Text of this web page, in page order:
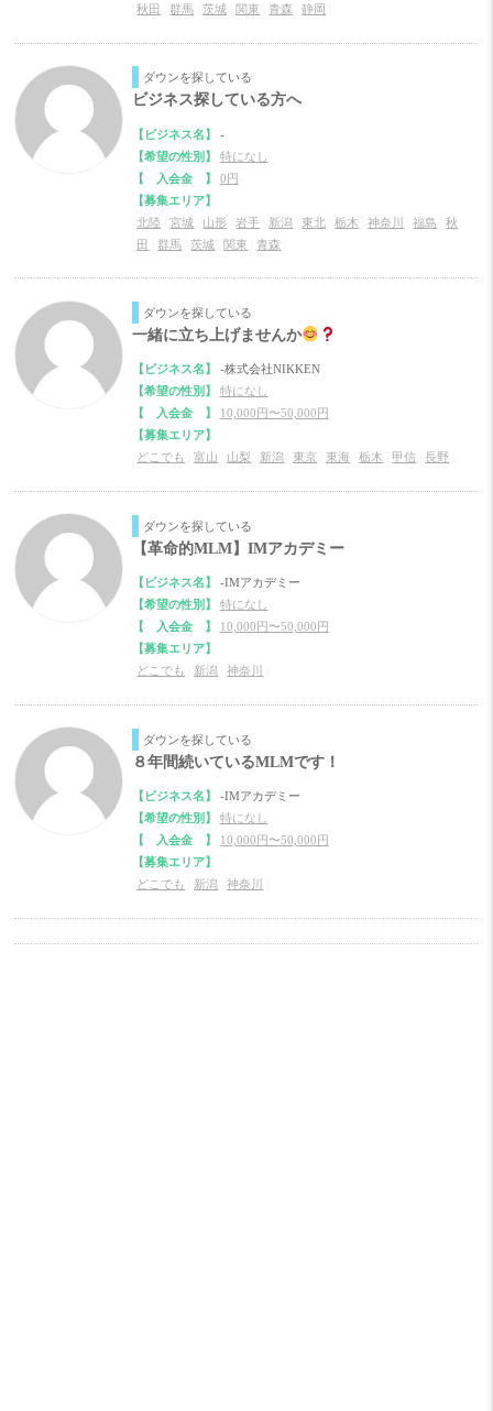
秋田
群馬 |茨城 関東 青森 |静岡
ダウンを探している
ビジネス探している方へ
【ビジネス名】
-
【希望の性別】
特になし
【 入会金 】
0円
【募集エリア】
北陸
|宮城 山形 岩手 新潟 |東北 |栃木 |神奈川 |福島 |秋
田
群馬 |茨城 関東 青森
ダウンを探している
一緒に立ち上げませんか
【ビジネス名】
-株式会社NIKKEN
【希望の性別】
特になし
【 入会金 】
10,000円〜50,000円
【募集エリア】
どこでも
|富山 山梨 新潟 |東京 |東海 |栃木 甲信 |長野
ダウンを探している
【革命的MLM】IMアカデミー
【ビジネス名】
-IMアカデミー
【希望の性別】
特になし
【 入会金 】
10,000円〜50,000円
【募集エリア】
どこでも
新潟 |神奈川
ダウンを探している
８年間続いているMLMです！
【ビジネス名】
-IMアカデミー
【希望の性別】
特になし
【 入会金 】
10,000円〜50,000円
【募集エリア】
どこでも
新潟 |神奈川